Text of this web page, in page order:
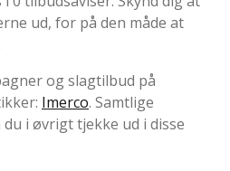
ud, for på den måde at
og slagtilbud på
Imerco. Samtlige
i øvrigt tjekke ud i disse